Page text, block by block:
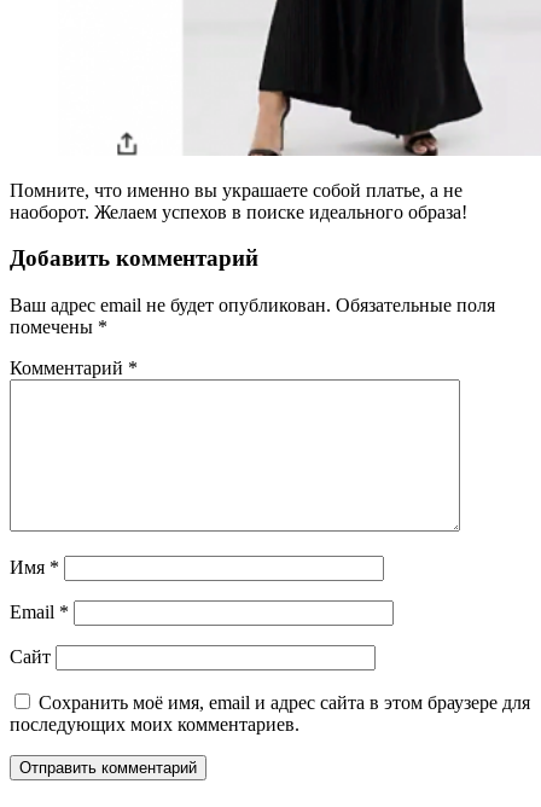
Помните, что именно вы украшаете собой платье, а не
наоборот. Желаем успехов в поиске идеального образа!
Добавить комментарий
Ваш адрес email не будет опубликован. Обязательные поля
помечены *
Комментарий *
Имя *
Email *
Сайт
Сохранить моё имя, email и адрес сайта в этом браузере для
последующих моих комментариев.